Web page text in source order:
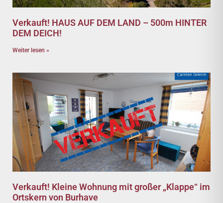
Verkauft! HAUS AUF DEM LAND – 500m HINTER
DEM DEICH!
Weiter lesen »
Verkauft! Kleine Wohnung mit großer „Klappe“ im
Ortskern von Burhave